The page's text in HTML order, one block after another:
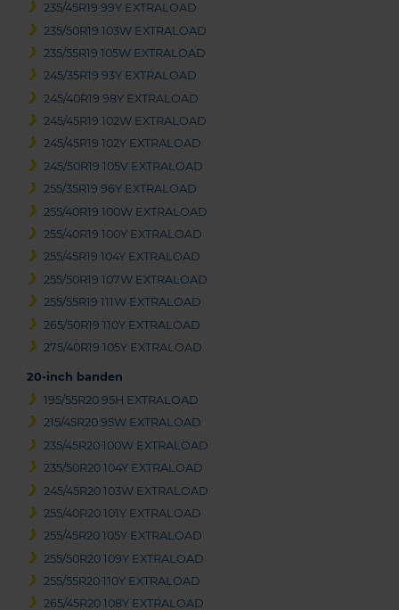
235/45R19 99Y EXTRALOAD
235/50R19 103W EXTRALOAD
235/55R19 105W EXTRALOAD
245/35R19 93Y EXTRALOAD
245/40R19 98Y EXTRALOAD
245/45R19 102W EXTRALOAD
245/45R19 102Y EXTRALOAD
245/50R19 105V EXTRALOAD
255/35R19 96Y EXTRALOAD
255/40R19 100W EXTRALOAD
255/40R19 100Y EXTRALOAD
255/45R19 104Y EXTRALOAD
255/50R19 107W EXTRALOAD
255/55R19 111W EXTRALOAD
265/50R19 110Y EXTRALOAD
275/40R19 105Y EXTRALOAD
20-inch banden
195/55R20 95H EXTRALOAD
215/45R20 95W EXTRALOAD
235/45R20 100W EXTRALOAD
235/50R20 104Y EXTRALOAD
245/45R20 103W EXTRALOAD
255/40R20 101Y EXTRALOAD
255/45R20 105Y EXTRALOAD
255/50R20 109Y EXTRALOAD
255/55R20 110Y EXTRALOAD
265/45R20 108Y EXTRALOAD